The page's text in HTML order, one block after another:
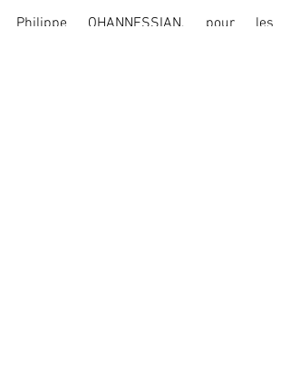
Philippe OHANNESSIAN, pour les